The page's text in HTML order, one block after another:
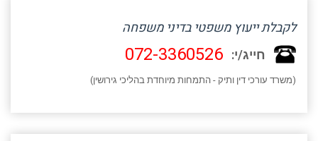
לקבלת ייעוץ משפטי בדיני משפחה
חייג/י: 072-3360526
(משרד עורכי דין ותיק - התמחות מיוחדת בהליכי גירושין)